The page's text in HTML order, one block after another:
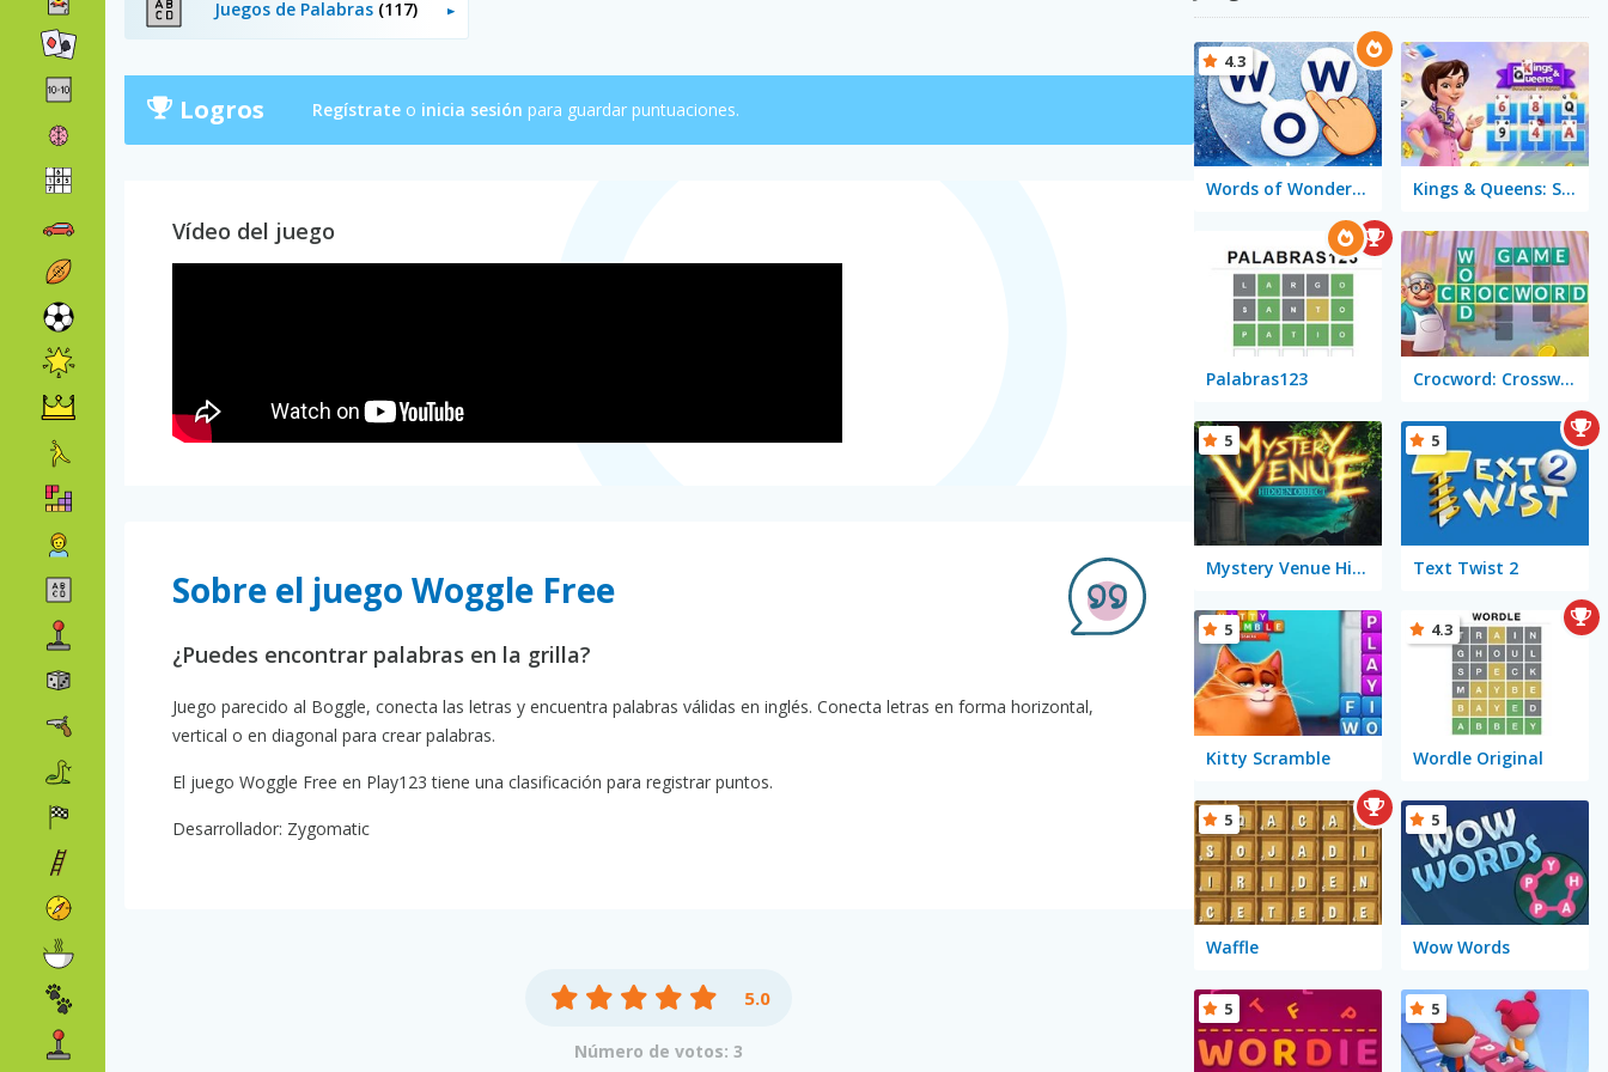
Juegos de Palabras (117)
Logros Regístrate o inicia sesión para guardar puntuaciones.
Vídeo del juego
Sobre el juego Woggle Free
¿Puedes encontrar palabras en la grilla?
Juego parecido al Boggle, conecta las letras y encuentra palabras válidas en inglés. Conecta letras en forma horizontal,
vertical o en diagonal para crear palabras.
El juego Woggle Free en Play123 tiene una clasificación para registrar puntos.
Desarrollador: Zygomatic
5.0
Número de votos: 3
Words of Wonders - WOW
4.3
Kings & Queens: Solitaire Tripeaks
Palabras123 Crocword: Crossword Puzzle Game
Mystery Venue Hidden Object
5
Text Twist 2
5
Kitty Scramble
5
Wordle Original
4.3
Waffle
5
Wow Words
5
5 5